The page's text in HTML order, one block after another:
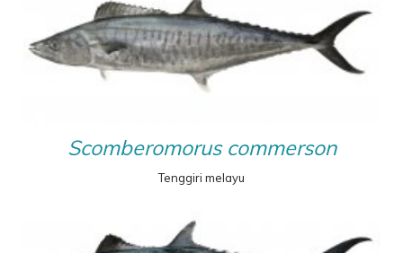
Scomberomorus commerson
Tenggiri melayu